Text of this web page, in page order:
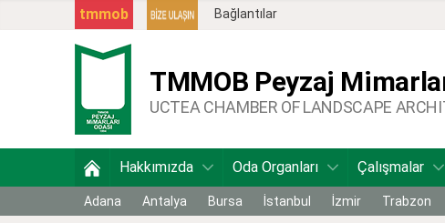
Bağlantılar
tmmob
TMMOB Peyzaj
UCTEA CHAMBER OF LANDSCAPE
Hakkımızda Oda Organları Çalışmalar
Adana Antalya Bursa İstanbul İzmir Trabzon